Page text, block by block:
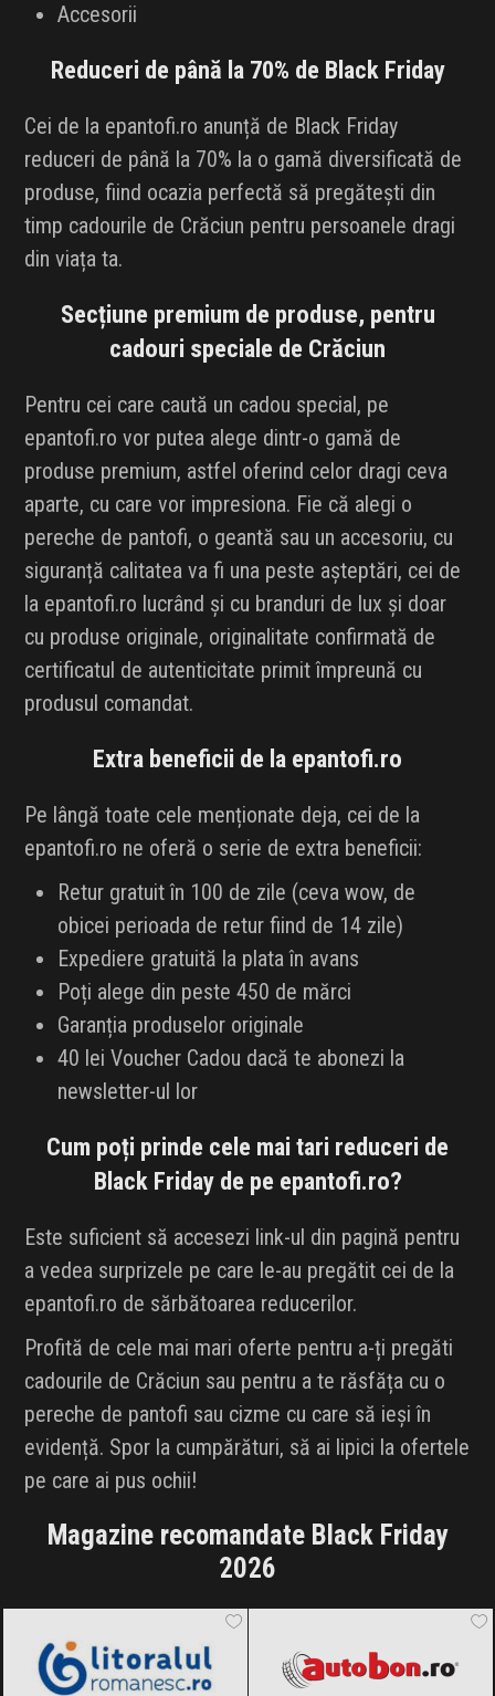
Accesorii
Reduceri de până la 70% de Black Friday
Cei de la epantofi.ro anunță de Black Friday
reduceri de până la 70% la o gamă diversificată de
produse, fiind ocazia perfectă să pregătești din
timp cadourile de Crăciun pentru persoanele dragi
din viața ta.
Secțiune premium de produse, pentru
cadouri speciale de Crăciun
Pentru cei care caută un cadou special, pe
epantofi.ro vor putea alege dintr-o gamă de
produse premium, astfel oferind celor dragi ceva
aparte, cu care vor impresiona. Fie că alegi o
pereche de pantofi, o geantă sau un accesoriu, cu
siguranță calitatea va fi una peste așteptări, cei de
la epantofi.ro lucrând și cu branduri de lux și doar
cu produse originale, originalitate confirmată de
certificatul de autenticitate primit împreună cu
produsul comandat.
Extra beneficii de la epantofi.ro
Pe lângă toate cele menționate deja, cei de la
epantofi.ro ne oferă o serie de extra beneficii:
Retur gratuit în 100 de zile (ceva wow, de
obicei perioada de retur fiind de 14 zile)
Expediere gratuită la plata în avans
Poți alege din peste 450 de mărci
Garanția produselor originale
40 lei Voucher Cadou dacă te abonezi la
newsletter-ul lor
Cum poți prinde cele mai tari reduceri de
Black Friday de pe epantofi.ro?
Este suficient să accesezi link-ul din pagină pentru
a vedea surprizele pe care le-au pregătit cei de la
epantofi.ro de sărbătoarea reducerilor.
Profită de cele mai mari oferte pentru a-ți pregăti
cadourile de Crăciun sau pentru a te răsfăța cu o
pereche de pantofi sau cizme cu care să ieși în
evidență. Spor la cumpărături, să ai lipici la ofertele
pe care ai pus ochii!
Magazine recomandate Black Friday
2026
2026